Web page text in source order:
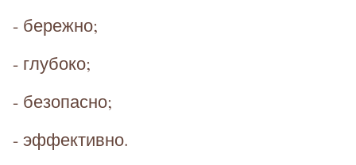
- бережно;
- глубоко;
- безопасно;
- эффективно.